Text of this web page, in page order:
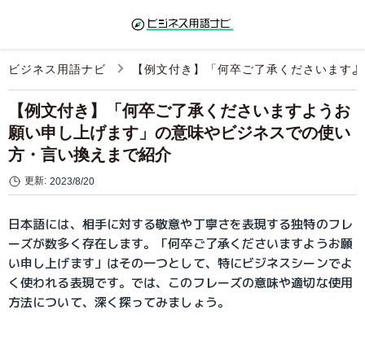
ビジネス用語ナビ 【例文付き】「何卒ご了承くださいます
【例文付き】「何卒ご了承くださいますようお
願い申し上げます」の意味やビジネスでの使い
方・言い換えまで紹介
更新: 2023/8/20
日本語には、相手に対する敬意や丁寧さを表現する独特のフレ
ーズが数多く存在します。「何卒ご了承くださいますようお願
い申し上げます」はその一つとして、特にビジネスシーンでよ
く使われる表現です。では、このフレーズの意味や適切な使用
方法について、深く探ってみましょう。